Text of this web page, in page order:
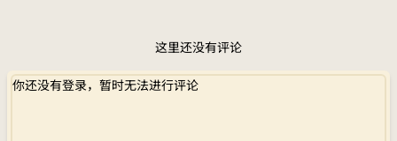
这里还没有评论
你还没有登录，暂时无法进行评论